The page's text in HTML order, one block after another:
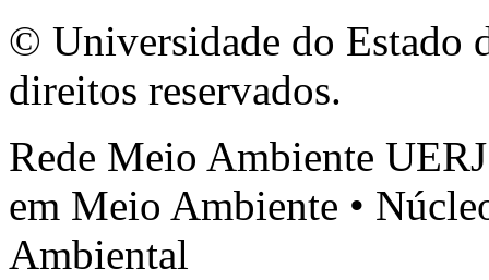
© Universidade do Estado
direitos reservados.
Rede Meio Ambiente
em Meio Ambiente •
Ambiental